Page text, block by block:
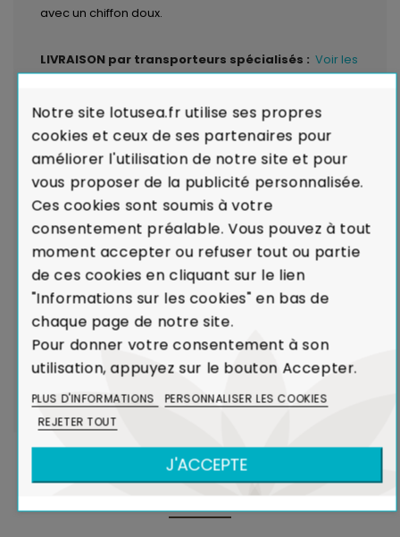
avec un chiffon doux.
LIVRAISON par transporteurs spécialisés : Voir les
Garantie de Conformité : Satisfait ou
Remboursé.En cas de défaut majeur sur un produit
reçu ou de non-conformité par rapport à votre
commande, nous remplaçons aussitôt votre meuble.
Voir Charte de Qualité
Dans le cadre de la production de caoutchouc,
l'Hévéa était un arbre voué à l'incinération.
Le recyclage de l'Hévéa dans la réalisation de
meubles contribue ainsi à limiter l'émission de
CO₂ dans l'atmosphère.
Voir Bois et Environnement
DANS LA MÊME COLLECTION
Notre site lotusea.fr utilise ses propres
cookies et ceux de ses partenaires pour
améliorer l'utilisation de notre site et pour
vous proposer de la publicité personnalisée.
Ces cookies sont soumis à votre
consentement préalable. Vous pouvez à tout
moment accepter ou refuser tout ou partie
de ces cookies en cliquant sur le lien
"Informations sur les cookies" en bas de
chaque page de notre site.
Pour donner votre consentement à son
utilisation, appuyez sur le bouton Accepter.
PLUS D'INFORMATIONS
PERSONNALISER LES COOKIES
REJETER TOUT
J'ACCEPTE